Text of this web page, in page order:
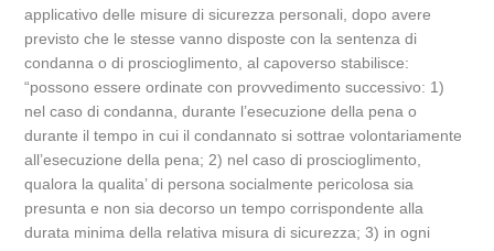
applicativo delle misure di sicurezza personali, dopo avere
previsto che le stesse vanno disposte con la sentenza di
condanna o di proscioglimento, al capoverso stabilisce:
“possono essere ordinate con provvedimento successivo: 1)
nel caso di condanna, durante l’esecuzione della pena o
durante il tempo in cui il condannato si sottrae volontariamente
all’esecuzione della pena; 2) nel caso di proscioglimento,
qualora la qualita’ di persona socialmente pericolosa sia
presunta e non sia decorso un tempo corrispondente alla
durata minima della relativa misura di sicurezza; 3) in ogni